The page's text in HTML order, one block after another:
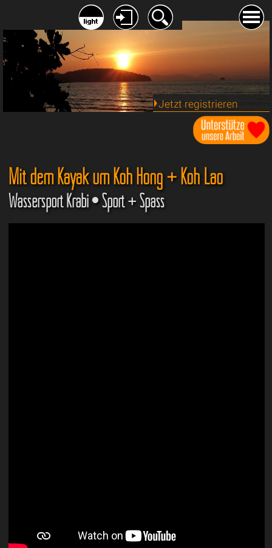
Jetzt registrieren
Mit dem Kayak um Koh Hong + Koh Lao
Wassersport Krabi • Sport + Spass